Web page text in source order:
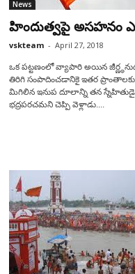
News
హిందుత్వపై అసహనం
vskteam - April 27, 2018
ఒక పట్టణంలో వ్యాపారి అయిన
తిరిగి సంపాదించడానికై ఇతర ప్రాంతాలకు
మిగిలిన ఇనుప దూలాన్ని తన స్నేహితుడైన
భద్రపరచమని చెప్పి వెళ్లాడు....